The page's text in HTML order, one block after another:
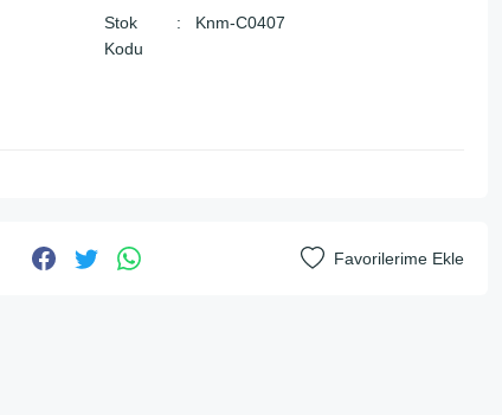
Stok
Kodu
Knm-C0407